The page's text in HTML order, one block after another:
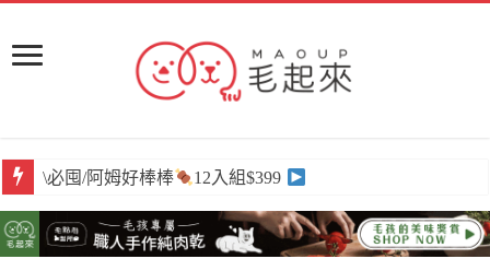
\必囤/阿姆好棒棒 12入組$399